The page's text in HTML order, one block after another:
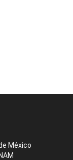
México